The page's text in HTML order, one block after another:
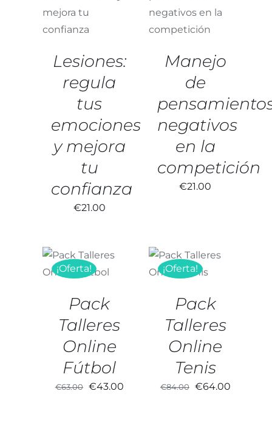
DETALLES
Lesiones:
regula
tus
emociones
y mejora
tu
confianza
€21.00
CARRITO
/
DETALLES
Manejo
de
negativos
en la
competición
€21.00
¡Oferta!
AÑADIR AL
CARRITO
/
DETALLES
Pack
Talleres
Online
Fútbol
€63.00 El
€43.00El
¡Oferta!
AÑADIR AL
CARRITO
DETALLES
Pack
Talleres
Online
Tenis
€84.00 El
€64.00El